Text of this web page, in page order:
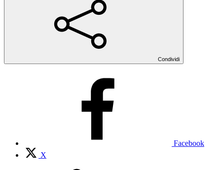
Condividi
Facebook
X